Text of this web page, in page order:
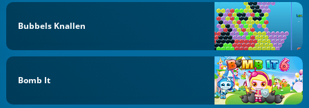
Bubbels Knallen
Bomb It